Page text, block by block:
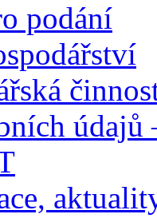
podání
údajů